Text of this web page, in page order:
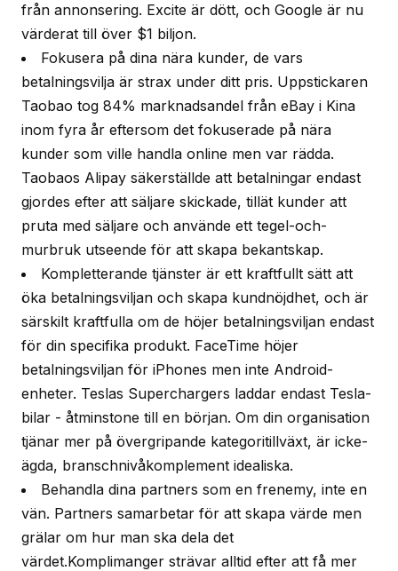
från annonsering. Excite är dött, och Google är nu
värderat till över $1 biljon.
Fokusera på dina nära kunder, de vars
betalningsvilja är strax under ditt pris. Uppstickaren
Taobao tog 84% marknadsandel från eBay i Kina
inom fyra år eftersom det fokuserade på nära
kunder som ville handla online men var rädda.
Taobaos Alipay säkerställde att betalningar endast
gjordes efter att säljare skickade, tillät kunder att
pruta med säljare och använde ett tegel-och-
murbruk utseende för att skapa bekantskap.
Kompletterande tjänster är ett kraftfullt sätt att
öka betalningsviljan och skapa kundnöjdhet, och är
särskilt kraftfulla om de höjer betalningsviljan endast
för din specifika produkt. FaceTime höjer
betalningsviljan för iPhones men inte Android-
enheter. Teslas Superchargers laddar endast Tesla-
bilar - åtminstone till en början. Om din organisation
tjänar mer på övergripande kategoritillväxt, är icke-
ägda, branschnivåkomplement idealiska.
Behandla dina partners som en frenemy, inte en
vän. Partners samarbetar för att skapa värde men
grälar om hur man ska dela det
värdet.Komplimanger strävar alltid efter att få mer